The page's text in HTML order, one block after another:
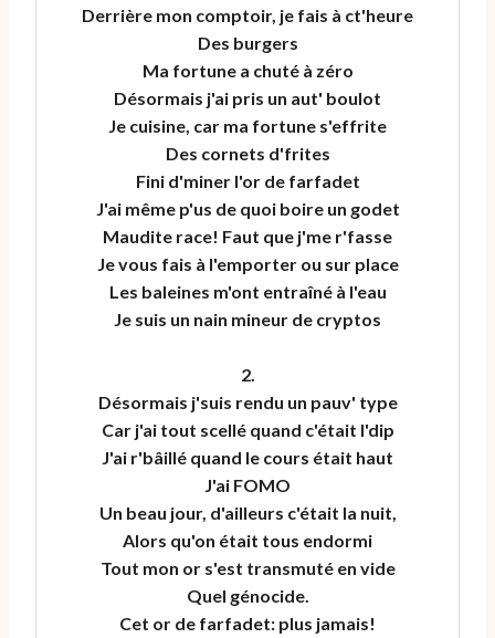
Derrière mon comptoir, je fais à ct'heure
Des burgers
Ma fortune a chuté à zéro
Désormais j'ai pris un aut' boulot
Je cuisine, car ma fortune s'effrite
Des cornets d'frites
Fini d'miner l'or de farfadet
J'ai même p'us de quoi boire un godet
Maudite race! Faut que j'me r'fasse
Je vous fais à l'emporter ou sur place
Les baleines m'ont entraîné à l'eau
Je suis un nain mineur de cryptos
2.
Désormais j'suis rendu un pauv' type
Car j'ai tout scellé quand c'était l'dip
J'ai r'bâillé quand le cours était haut
J'ai FOMO
Un beau jour, d'ailleurs c'était la nuit,
Alors qu'on était tous endormi
Tout mon or s'est transmuté en vide
Quel génocide.
Cet or de farfadet: plus jamais!